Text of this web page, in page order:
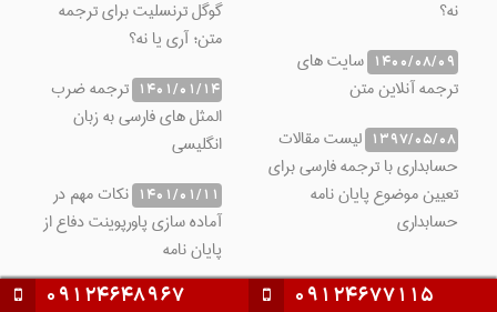
گوگل ترنسلیت برای ترجمه
متن؛ آری یا نه؟
1401/01/14
ترجمه ضرب
المثل های فارسی به زبان
انگلیسی
1401/01/11
نکات مهم در
آماده سازی پاورپوینت دفاع از
پایان نامه
نه؟
1400/08/09
سایت های
ترجمه آنلاین متن
1397/05/08
لیست مقالات
حسابداری با ترجمه فارسی برای
تعیین موضوع پایان نامه
حسابداری
09124677115
09124648967